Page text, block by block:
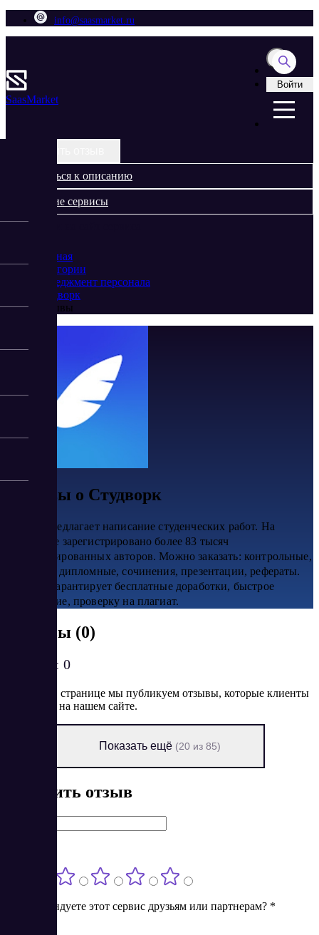
info@saasmarket.ru
SaasMarket
Войти
Вернуться к описанию
Похожие сервисы
Главная
Категории
Менеджмент персонала
Студворк
Отзывы
Отзывы о Студворк
Сервис предлагает написание студенческих работ. На
платформе зарегистрировано более 83 тысяч
квалифицированных авторов. Можно заказать: контрольные,
курсовые, дипломные, сочинения, презентации, рефераты.
Система гарантирует бесплатные доработки, быстрое
выполнение, проверку на плагиат.
Отзывы (0)
Рейтинг: 0
На данной странице мы публикуем отзывы, которые клиенты
оставляют на нашем сайте.
Показать ещё (20 из 85)
Оставить отзыв
Порекомендуете этот сервис друзьям или партнерам? *